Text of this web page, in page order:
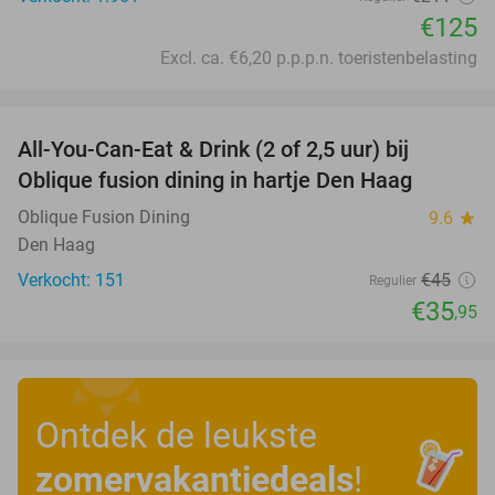
€125
Excl. ca. €6,20 p.p.p.n. toeristenbelasting
All-You-Can-Eat & Drink (2 of 2,5 uur) bij
Oblique fusion dining in hartje Den Haag
Oblique Fusion Dining 9.6 star
Den Haag
Verkocht: 151
Regulier €45
€35,95
Ontdek de leukste
zomervakantiedeals!